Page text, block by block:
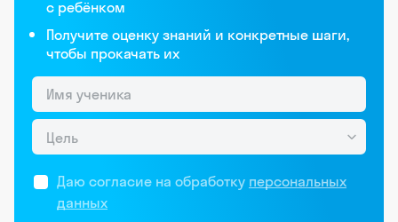
с ребёнком
Получите оценку знаний и конкретные шаги,
чтобы прокачать их
Цель
Даю согласие на обработку персональных
данных